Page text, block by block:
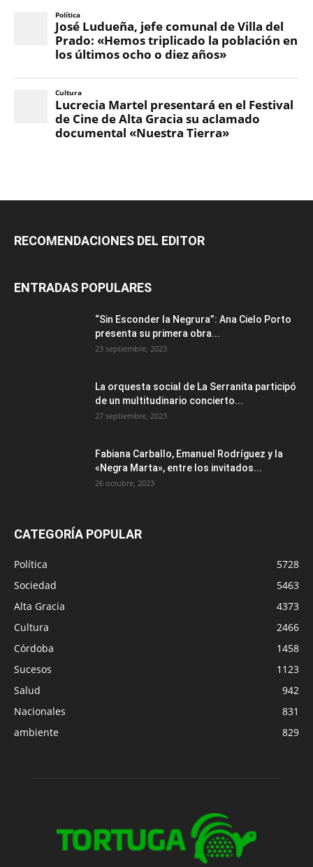
RECOMENDACIONES DEL EDITOR
ENTRADAS POPULARES
“Sin Esconder la Negrura”: Ana Cielo Porto
presenta su primera obra...
23 septiembre, 2023
La orquesta social de La Serranita participó
de un multitudinario concierto...
27 septiembre, 2023
Fabiana Carballo, Emanuel Rodríguez y la
«Negra Marta», entre los invitados...
26 octubre, 2023
CATEGORÍA POPULAR
Política
5728
Sociedad
5463
Alta Gracia
4373
Cultura
2466
Córdoba
1458
Sucesos
1123
Salud
942
Nacionales
831
ambiente
829